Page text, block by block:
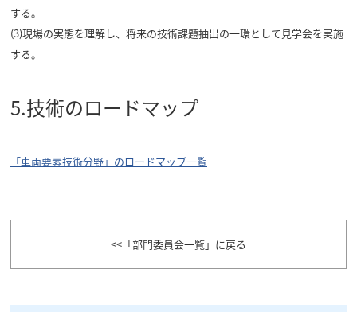
する。
(3)現場の実態を理解し、将来の技術課題抽出の一環として見学会を実施
する。
5.技術のロードマップ
「車両要素技術分野」のロードマップ一覧
「部門委員会一覧」に戻る